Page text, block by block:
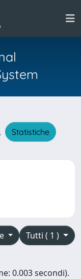
Statistiche
Tutti ( 1 )
0.003 secondi).